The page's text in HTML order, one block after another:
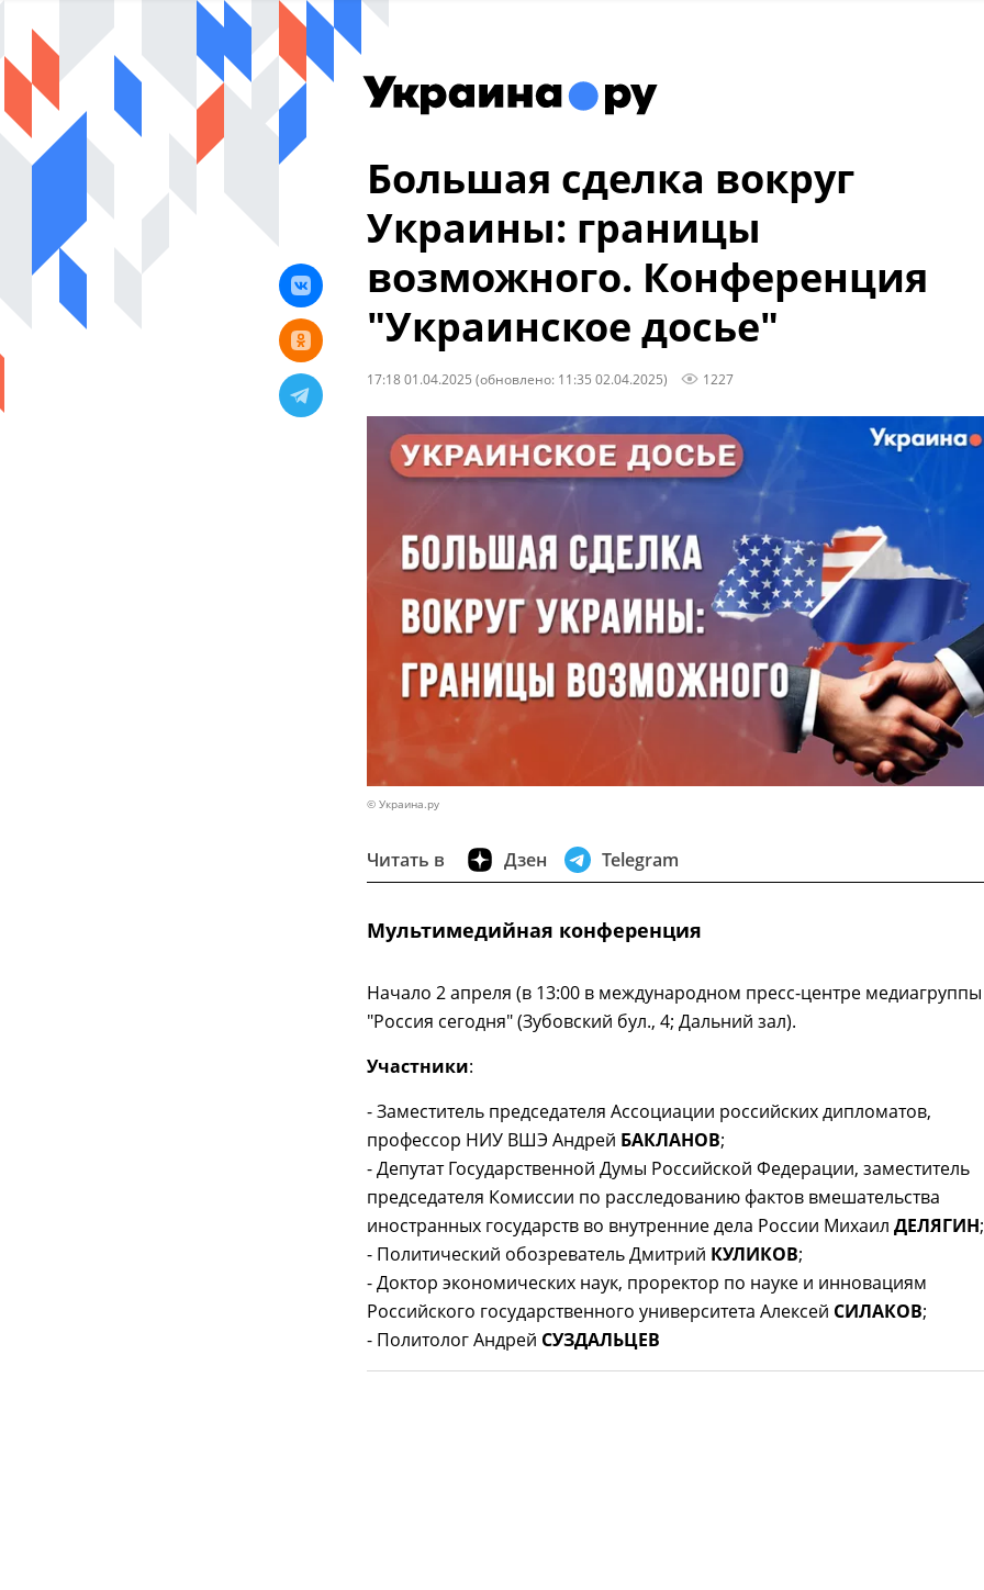
Большая сделка вокруг
Украины: границы
возможного. Конференция
"Украинское досье"
17:18 01.04.2025 (обновлено: 11:35 02.04.2025) 1227
© Украина.ру
Читать в Дзен Telegram
Мультимедийная конференция
Начало 2 апреля (в 13:00 в международном пресс-центре медиагруппы
"Россия сегодня" (Зубовский бул., 4; Дальний зал).
Участники:
- Заместитель председателя Ассоциации российских дипломатов,
профессор НИУ ВШЭ Андрей БАКЛАНОВ;
- Депутат Государственной Думы Российской Федерации, заместитель
председателя Комиссии по расследованию фактов вмешательства
иностранных государств во внутренние дела России Михаил ДЕЛЯГИН;
- Политический обозреватель Дмитрий КУЛИКОВ;
- Доктор экономических наук, проректор по науке и инновациям
Российского государственного университета Алексей СИЛАКОВ;
- Политолог Андрей СУЗДАЛЬЦЕВ